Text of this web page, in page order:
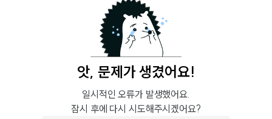
앗, 문제가 생겼어요!
일시적인 오류가 발생했어요.
잠시 후에 다시 시도해주시겠어요?